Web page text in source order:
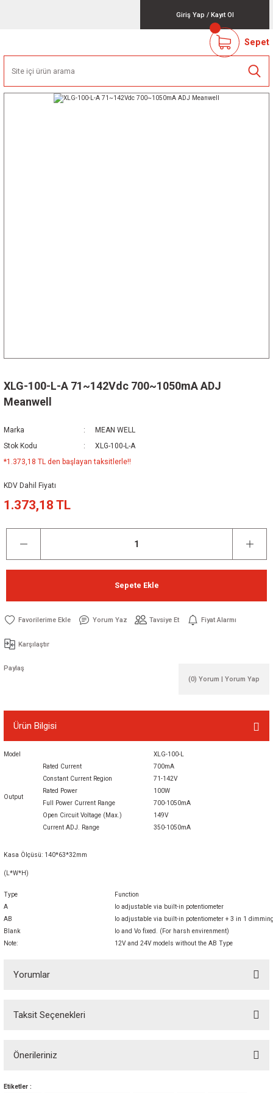
Giriş Yap / Kayıt Ol
Sepet
XLG-100-L-A 71~142Vdc 700~1050mA ADJ
Meanwell
Marka
MEAN WELL
Stok Kodu
XLG-100-L-A
*1.373,18 TL den başlayan taksitlerle!!
KDV Dahil Fiyatı
1.373,18 TL
Sepete Ekle
Yorum Yaz Tavsiye Et Fiyat Alarmı
Karşılaştır
Paylaş
(0) Yorum | Yorum Yap
Ürün Bilgisi
Model XLG-100-L
Output
Rated Current
700mA
Constant Current Region
71-142V
Rated Power
100W
Full Power Current Range
700-1050mA
Open Circuit Voltage (Max.)
149V
Current ADJ. Range
350-1050mA
Kasa Ölçüsü: 140*63*32mm
(L*W*H)
Type
Function
A
Io adjustable via built-in potentiometer
AB
Io adjustable via built-in potentiometer + 3 in 1
Blank
Io and Vo fixed. (For harsh envirenment)
Note:
12V and 24V models without the AB Type
Yorumlar
Taksit Seçenekleri
Önerileriniz
Bu ürünün fiyat bilgisi, resim, ürün açıklamalarında ve diğer konularda
Etiketler :